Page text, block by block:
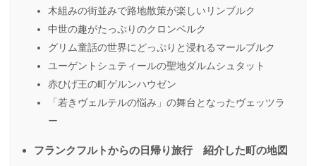
木組みの街並みで路地散策が楽しいリンブルク
中世の趣がたっぷりのクロンベルク
グリム童話の世界にどっぷりと浸れるマールブルク
ユーゲントシュティールの聖地ダルムシュタット
赤ひげ王の町ゲルンハウゼン
「若きヴェルテルの悩み」の舞台となったヴェッツラ
ー
フランクフルトからの日帰り旅行 紹介した町の地図